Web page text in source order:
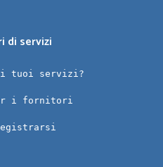
di servizi
tuoi servizi?
i fornitori